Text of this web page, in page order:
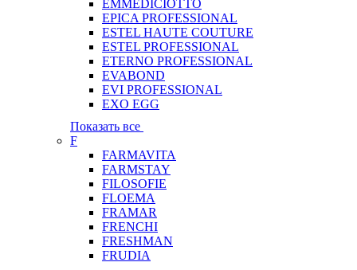
EMMEDICIOTTO
EPICA PROFESSIONAL
ESTEL HAUTE COUTURE
ESTEL PROFESSIONAL
ETERNO PROFESSIONAL
EVABOND
EVI PROFESSIONAL
EXO EGG
Показать все
F
FARMAVITA
FARMSTAY
FILOSOFIE
FLOEMA
FRAMAR
FRENCHI
FRESHMAN
FRUDIA